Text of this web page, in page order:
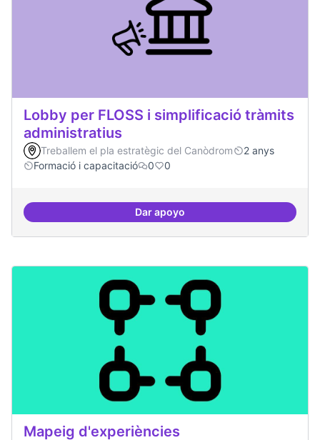
Lobby per FLOSS i simplificació tràmits
administratius
Treballem el pla estratègic del Canòdrom
2 anys
Formació i capacitació
0 0
Dar apoyoLobby per FLOSS i
Mapeig d'experiències